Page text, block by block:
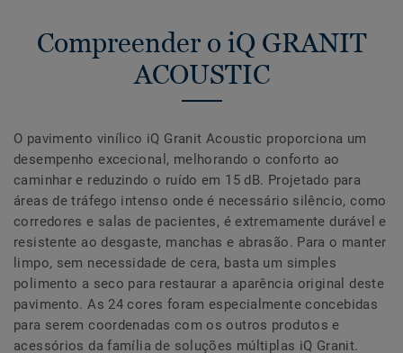
Compreender o iQ GRANIT
ACOUSTIC
O pavimento vinílico iQ Granit Acoustic proporciona um
desempenho excecional, melhorando o conforto ao
caminhar e reduzindo o ruído em 15 dB. Projetado para
áreas de tráfego intenso onde é necessário silêncio, como
corredores e salas de pacientes, é extremamente durável e
resistente ao desgaste, manchas e abrasão. Para o manter
limpo, sem necessidade de cera, basta um simples
polimento a seco para restaurar a aparência original deste
pavimento. As 24 cores foram especialmente concebidas
para serem coordenadas com os outros produtos e
acessórios da família de soluções múltiplas iQ Granit.